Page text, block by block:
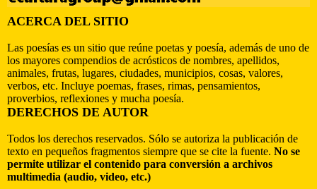
ACERCA DEL SITIO
Las poesías es un sitio que reúne poetas y poesía, además de uno de
los mayores compendios de acrósticos de nombres, apellidos,
animales, frutas, lugares, ciudades, municipios, cosas, valores,
verbos, etc. Incluye poemas, frases, rimas, pensamientos,
proverbios, reflexiones y mucha poesía.
DERECHOS DE AUTOR
Todos los derechos reservados. Sólo se autoriza la publicación de
texto en pequeños fragmentos siempre que se cite la fuente. No se
permite utilizar el contenido para conversión a archivos
multimedia (audio, video, etc.)